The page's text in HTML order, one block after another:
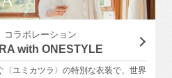
コラボレーション
with ONESTYLE
〈ユミカツラ〉の特別な衣装で、世界